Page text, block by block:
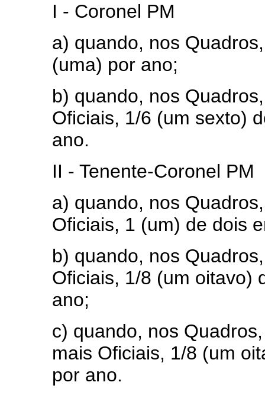
I - Coronel PM
a) quando, nos
(uma) por ano;
b) quando, nos
Oficiais, 1/6 (um sexto)
ano.
II - Tenente-Coronel PM
a) quando, nos
Oficiais, 1 (um) de dois
b) quando, nos
Oficiais, 1/8 (um oitavo)
ano;
c) quando, nos
mais Oficiais, 1/8 (um
por ano.